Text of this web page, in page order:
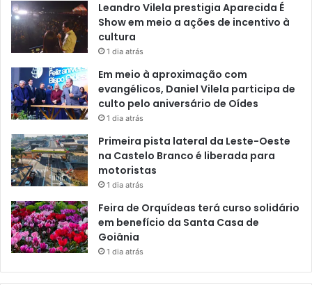
Leandro Vilela prestigia Aparecida É
Show em meio a ações de incentivo à
cultura
1 dia atrás
Em meio à aproximação com
evangélicos, Daniel Vilela participa de
culto pelo aniversário de Oídes
1 dia atrás
Primeira pista lateral da Leste-Oeste
na Castelo Branco é liberada para
motoristas
1 dia atrás
Feira de Orquídeas terá curso solidário
em benefício da Santa Casa de
Goiânia
1 dia atrás